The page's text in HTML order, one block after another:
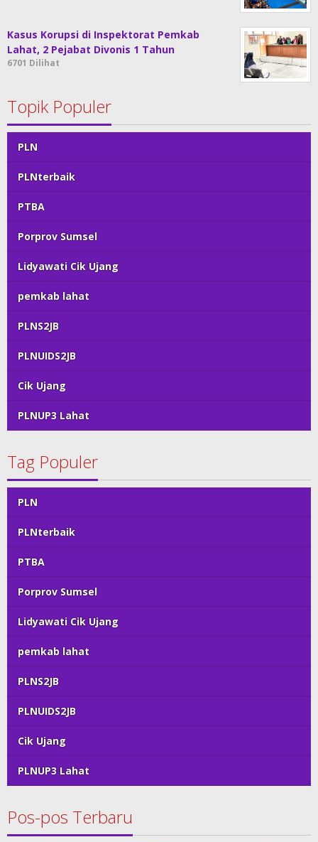
Kasus Korupsi di Inspektorat Pemkab
Lahat, 2 Pejabat Divonis 1 Tahun
6701 Dilihat
Topik Populer
PLN
PLNterbaik
PTBA
Porprov Sumsel
Lidyawati Cik Ujang
pemkab lahat
PLNS2JB
PLNUIDS2JB
Cik Ujang
PLNUP3 Lahat
Tag Populer
PLN
PLNterbaik
PTBA
Porprov Sumsel
Lidyawati Cik Ujang
pemkab lahat
PLNS2JB
PLNUIDS2JB
Cik Ujang
PLNUP3 Lahat
Pos-pos Terbaru